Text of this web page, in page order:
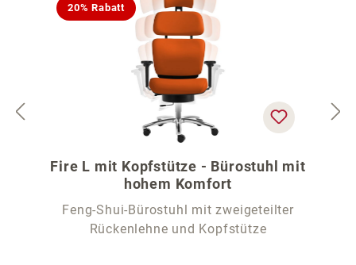
20% Rabatt
Fire L mit Kopfstütze - Bürostuhl mit
hohem Komfort
Feng-Shui-Bürostuhl mit zweigeteilter
Rückenlehne und Kopfstütze